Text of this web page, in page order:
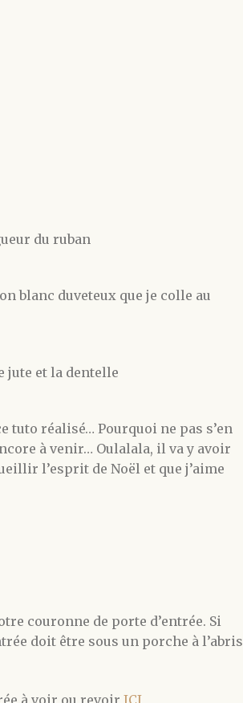
du ruban
blanc duveteux que je colle au
jute et la dentelle
tuto réalisé… Pourquoi ne pas s’en
à venir… Oulalala, il va y avoir
l’esprit de Noël et que j’aime
couronne de porte d’entrée. Si
doit être sous un porche à l’abris